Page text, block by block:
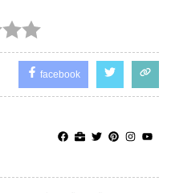
facebook